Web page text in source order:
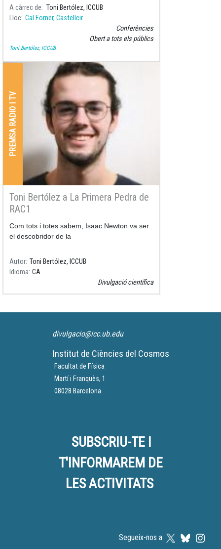
A càrrec de
Toni Bertólez, ICCUB
Lloc Cal Forner, Castellcir
Conferències
Obert a tots els públics
Toni Bertólez, ICCUB
PREMSA RADIO I TV
Toni Bertólez a La Primera Pedra de
RAC1
Com tots i totes sabem, Isaac Newton va ser
el descobridor de la
Autor Toni Bertólez, ICCUB
Idioma CA
Divulgació científica
divulgacio@icc.ub.edu
Institut de Ciències del Cosmos
Facultat de Física
Martí i Franquès, 1
08028 Barcelona
SUBSCRIU-TE I
T'INFORMAREM DE
LES ACTIVITATS
Segueix-nos a